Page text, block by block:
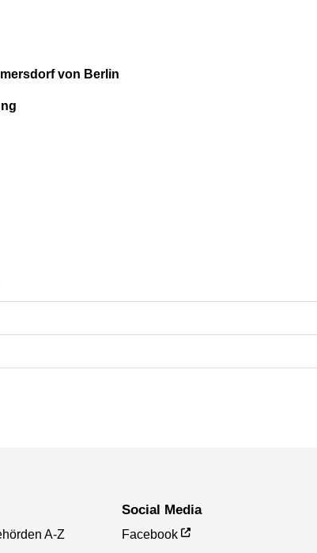
von Berlin
A-Z
Social Media
Facebook